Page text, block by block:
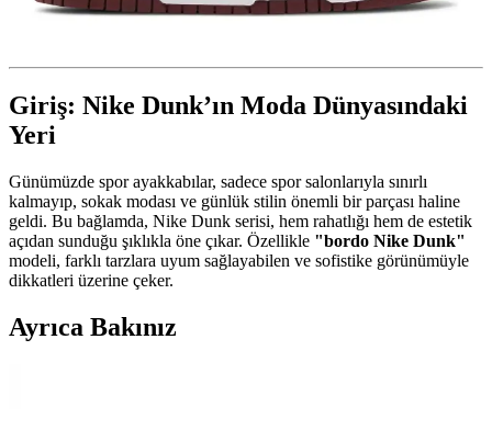
Giriş: Nike Dunk’ın Moda Dünyasındaki
Yeri
Günümüzde spor ayakkabılar, sadece spor salonlarıyla sınırlı
kalmayıp, sokak modası ve günlük stilin önemli bir parçası haline
geldi. Bu bağlamda, Nike Dunk serisi, hem rahatlığı hem de estetik
açıdan sunduğu şıklıkla öne çıkar. Özellikle "bordo Nike Dunk"
modeli, farklı tarzlara uyum sağlayabilen ve sofistike görünümüyle
dikkatleri üzerine çeker.
Ayrıca Bakınız